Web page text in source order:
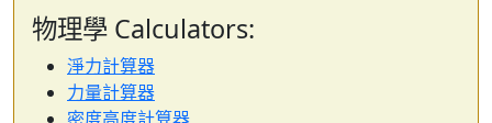
物理學 Calculators:
淨力計算器
力量計算器